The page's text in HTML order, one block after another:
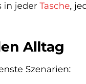
in jeder Tasche,
Alltag
Szenarien: